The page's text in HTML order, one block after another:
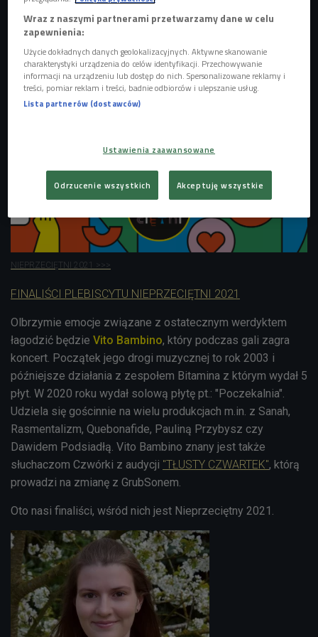
"Majki" Kowalski - klarnecista, ale też wokalista,
kompozytor, multiinstrumentalista, współzałożyciel
grupy Myasta, która zwyciężyła w czwórkowym konkursie
"Wydaj płytę z Będzie Głośno", także muzyk Jan
Paszkowski, który występował w musicalu "Potruś Pan", ale
dziś jest szefem kuchni, Łukasz Polikowski - psycholog
NIEPRZECIĘTNI 2021 >>>
FINALIŚCI PLEBISCYTU NIEPRZECIĘTNI 2021
Olbrzymie emocje związane z ostatecznym werdyktem
łagodzić będzie Vito Bambino, który podczas gali zagra
koncert. Początek jego drogi muzycznej to rok 2003 i
późniejsze działania z zespołem Bitamina z którym wydał 5
płyt. W 2020 roku wydał solową płytę pt.: "Poczekalnia".
Udziela się gościnnie na wielu produkcjach m.in. z Sanah,
Rasmentalizm, Quebonafide, Pauliną Przybysz czy
Dawidem Podsiadłą. Vito Bambino znany jest także
słuchaczom Czwórki z audycji "TŁUSTY CZWARTEK", którą
prowadzi na zmianę z GrubSonem.
Oto nasi finaliści, wśród nich jest Nieprzeciętny 2021.
Wraz z naszymi partnerami przetwarzamy dane w celu
zapewnienia:
Użycie dokładnych danych geolokalizacyjnych. Aktywne skanowanie
charakterystyki urządzenia do celów identyfikacji. Przechowywanie
informacji na urządzeniu lub dostęp do nich. Spersonalizowane reklamy i
treści, pomiar reklam i treści, badnie odbiorców i ulepszanie usług.
Lista partnerów (dostawców)
Ustawienia zaawansowane
Odrzucenie wszystkich Akceptuję wszystkie